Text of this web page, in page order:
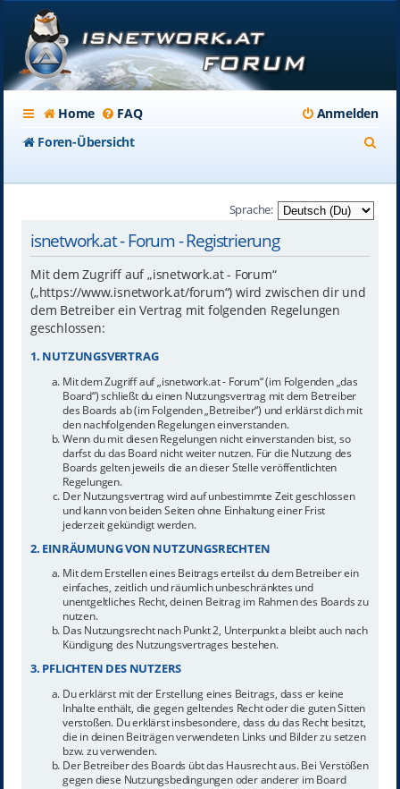
Home FAQ
Anmelden
Foren-Übersicht
Sprache:
isnetwork.at - Forum - Registrierung
Mit dem Zugriff auf „isnetwork.at - Forum“
(„https://www.isnetwork.at/forum“) wird zwischen dir und
dem Betreiber ein Vertrag mit folgenden Regelungen
geschlossen:
1. NUTZUNGSVERTRAG
Mit dem Zugriff auf „isnetwork.at - Forum“ (im Folgenden „das
Board“) schließt du einen Nutzungsvertrag mit dem Betreiber
des Boards ab (im Folgenden „Betreiber“) und erklärst dich mit
den nachfolgenden Regelungen einverstanden.
Wenn du mit diesen Regelungen nicht einverstanden bist, so
darfst du das Board nicht weiter nutzen. Für die Nutzung des
Boards gelten jeweils die an dieser Stelle veröffentlichten
Regelungen.
Der Nutzungsvertrag wird auf unbestimmte Zeit geschlossen
und kann von beiden Seiten ohne Einhaltung einer Frist
jederzeit gekündigt werden.
2. EINRÄUMUNG VON NUTZUNGSRECHTEN
Mit dem Erstellen eines Beitrags erteilst du dem Betreiber ein
einfaches, zeitlich und räumlich unbeschränktes und
unentgeltliches Recht, deinen Beitrag im Rahmen des Boards zu
nutzen.
Das Nutzungsrecht nach Punkt 2, Unterpunkt a bleibt auch nach
Kündigung des Nutzungsvertrages bestehen.
3. PFLICHTEN DES NUTZERS
Du erklärst mit der Erstellung eines Beitrags, dass er keine
Inhalte enthält, die gegen geltendes Recht oder die guten Sitten
verstoßen. Du erklärst insbesondere, dass du das Recht besitzt,
die in deinen Beiträgen verwendeten Links und Bilder zu setzen
bzw. zu verwenden.
Der Betreiber des Boards übt das Hausrecht aus. Bei Verstößen
gegen diese Nutzungsbedingungen oder anderer im Board